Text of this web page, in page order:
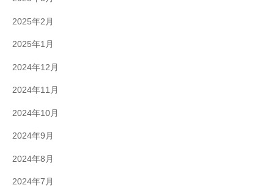
2025年2月
2025年1月
2024年12月
2024年11月
2024年10月
2024年9月
2024年8月
2024年7月